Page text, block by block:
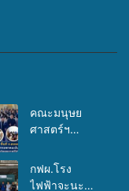
คณะมนุษย
ศาสตร์ฯ
จัดอบรมเสริม
ศักยภาพ
กฟผ.โรง
ไฟฟ้าจะนะ